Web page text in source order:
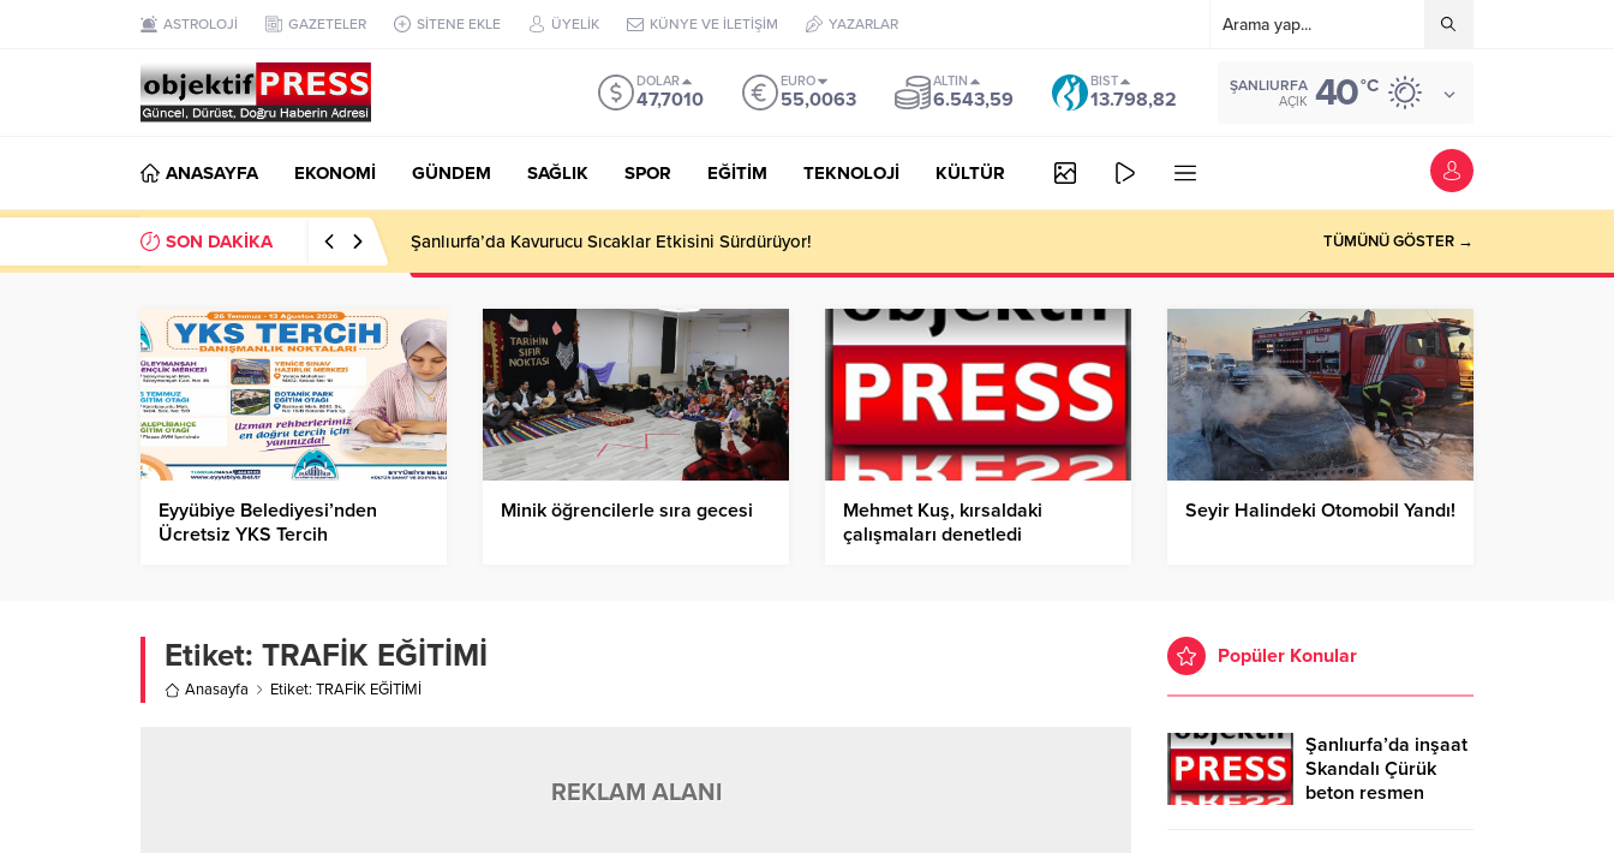
ASTROLOJİ GAZETELER SİTENE EKLE ÜYELİK KÜNYE VE İLETİŞİM YAZARLAR
DOLAR
47,7010
EURO
55,0063
ALTIN
6.543,59
BIST
13.798,82
ŞANLIURFA
AÇIK 40°C
ANASAYFA EKONOMİ GÜNDEM SAĞLIK SPOR EĞİTİM TEKNOLOJİ KÜLTÜR
SON DAKİKA Şanlıurfa’da Kavurucu Sıcaklar Etkisini Sürdürüyor! TÜMÜNÜ GÖSTER →
Eyyübiye Belediyesi’nden
Ücretsiz YKS Tercih
Minik öğrencilerle sıra gecesi
Mehmet Kuş, kırsaldaki
çalışmaları denetledi
Seyir Halindeki Otomobil Yandı!
Etiket: TRAFİK EĞİTİMİ
Anasayfa Etiket: TRAFİK EĞİTİMİ
REKLAM ALANI
Popüler Konular
Şanlıurfa’da inşaat
Skandalı Çürük
beton resmen